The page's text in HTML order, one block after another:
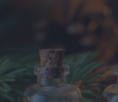
pensato per i pazienti
negli ultimi tempi anche
sua grande capacità di
Secondo il chirurgo plastico
dei trattamenti
è una naturale conseguenza
farmaci come Ozempic, per